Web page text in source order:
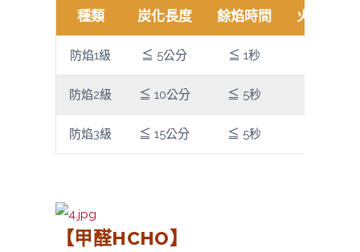
種類 炭化長度 餘焰時間 火源加熱
防焰1級 ≦ 5公分 ≦ 1秒
防焰2級 ≦ 10公分 ≦ 5秒
防焰3級 ≦ 15公分 ≦ 5秒
【甲醛HCHO】